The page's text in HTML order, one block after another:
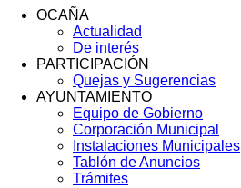
OCAÑA
Actualidad
De interés
PARTICIPACIÓN
Quejas y Sugerencias
AYUNTAMIENTO
Equipo de Gobierno
Corporación Municipal
Instalaciones Municipales
Tablón de Anuncios
Trámites